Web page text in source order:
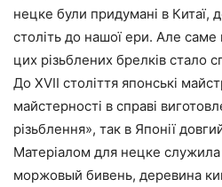
нецке були придумані в Китаї,
століть до нашої ери. Але саме
цих різьблених брелків стало
До XVII століття японські
майстерності в справі
різьблення», так в Японії
Матеріалом для нецке служила
моржовый бивень, деревина